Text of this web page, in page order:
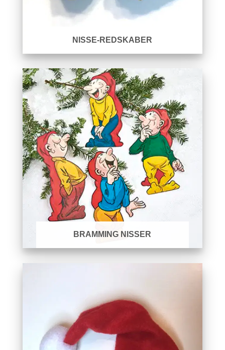
NISSE-REDSKABER
BRAMMING NISSER